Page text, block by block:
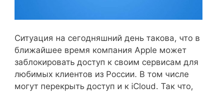
Ситуация на сегодняшний день такова, что в
ближайшее время компания Apple может
заблокировать доступ к своим сервисам для
любимых клиентов из России. В том числе
могут перекрыть доступ и к iCloud. Так что,